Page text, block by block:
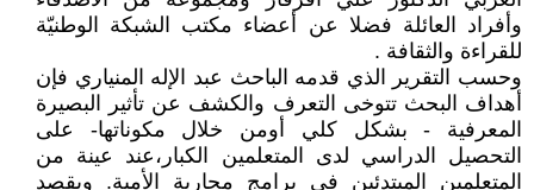
وأفراد العائلة فضلا عن أعضاء مكتب الشبكة الوطنيّة
للقراءة والثقافة .
وحسب التقرير الذي قدمه الباحث عبد الإله المنياري فإن
أهداف البحث تتوخى التعرف والكشف عن تأثير البصيرة
المعرفية - بشكل كلي أومن خلال مكوناتها- على
التحصيل الدراسي لدى المتعلمين الكبار،عند عينة من
المتعلمين المبتدئين في برامج محاربة الأمية. ويقصد